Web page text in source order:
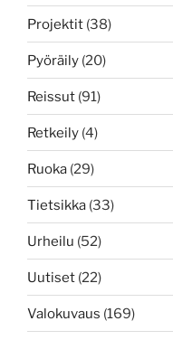
Projektit (38)
Pyöräily (20)
Reissut (91)
Retkeily (4)
Ruoka (29)
Tietsikka (33)
Urheilu (52)
Uutiset (22)
Valokuvaus (169)